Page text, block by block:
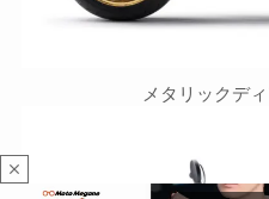
メタリックデ
close